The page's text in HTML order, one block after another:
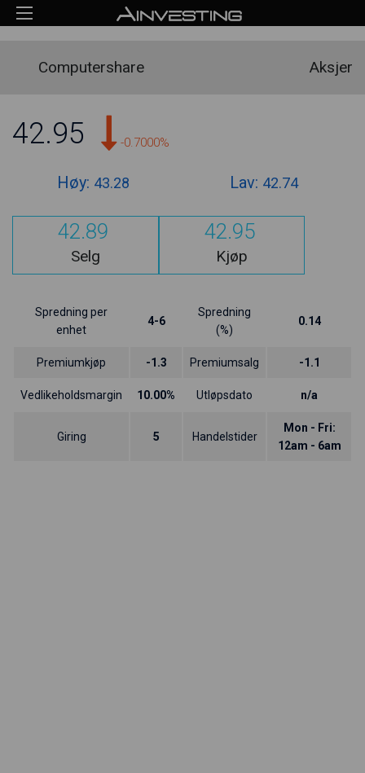
Computershare Aksjer
42.95 -0.7000%
Høy: 43.28 Lav: 42.74
42.89
Selg
42.95
Kjøp
Spredning per
enhet
4-6
Spredning
(%)
0.14
Premiumkjøp -1.3 Premiumsalg -1.1
Vedlikeholdsmargin 10.00% Utløpsdato n/a
Giring 5 Handelstider
Mon - Fri:
12am - 6am